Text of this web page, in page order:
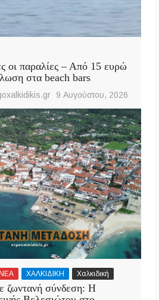
οι παραλίες – Από 15 ευρώ
στα beach bars
9 Αυγούστου, 2026
ΧΑΛΚΙΔΙΚΗ Χαλκιδική
ζωντανή σύνδεση: Η